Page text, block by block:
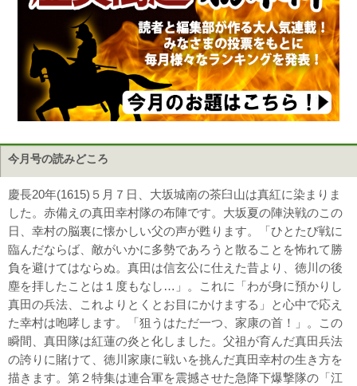
今月号の読みどころ
慶長20年(1615)５月７日、大坂城南の茶臼山は真紅に染まりま
した。赤備えの真田幸村隊の布陣です。大坂夏の陣決戦のこの
日、幸村の脳裏に懐かしい父の声が甦ります。「ひとたび戦に
臨んだならば、敵がいかに多勢であろうと散ることを怖れて勝
負を避けてはならぬ。真田は信玄公に仕えた昔より、徳川の後
塵を拝したことは１度もなし…」。これに「わが身に預かりし
真田の兵法、これよりとくとお目にかけまする」と心中で応え
た幸村は咆哮します。「狙うはただ一つ、家康の首！」。この
瞬間、真田隊は紅蓮の炎と化しました。父祖が育んだ真田兵法
の誇りに賭けて、徳川家康に戦いを挑んだ真田幸村の生き方を
描きます。第２特集は連合軍を震撼させた急降下爆撃隊の「江